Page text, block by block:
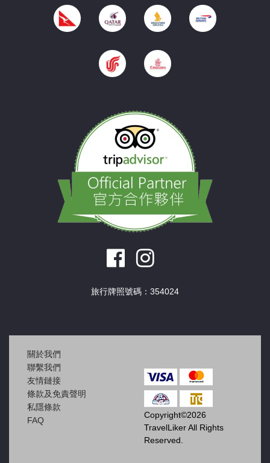
旅行牌照號碼：354024
關於我們
聯繫我們
友情鏈接
條款及免責聲明
私隱條款
FAQ
Copyright©2026
TravelLiker All Rights
Reserved.